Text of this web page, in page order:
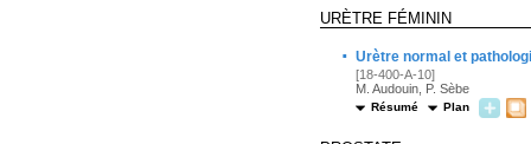
URÈTRE FÉMININ
· Urètre normal et
[18-400-A-10]
M. Audouin, P. Sèbe
Résumé Plan